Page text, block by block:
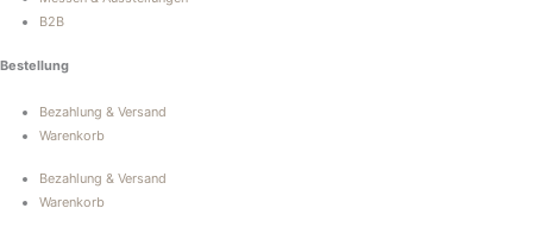
B2B
Bestellung
Bezahlung & Versand
Warenkorb
Bezahlung & Versand
Warenkorb